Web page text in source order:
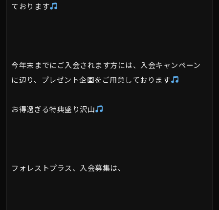
ております
今年末までにご入会されます方には、入会キャンペーン
に辺り、プレゼント企画をご用意しております
お得過ぎる特典盛り沢山
フォレストプラス、入会募集は、